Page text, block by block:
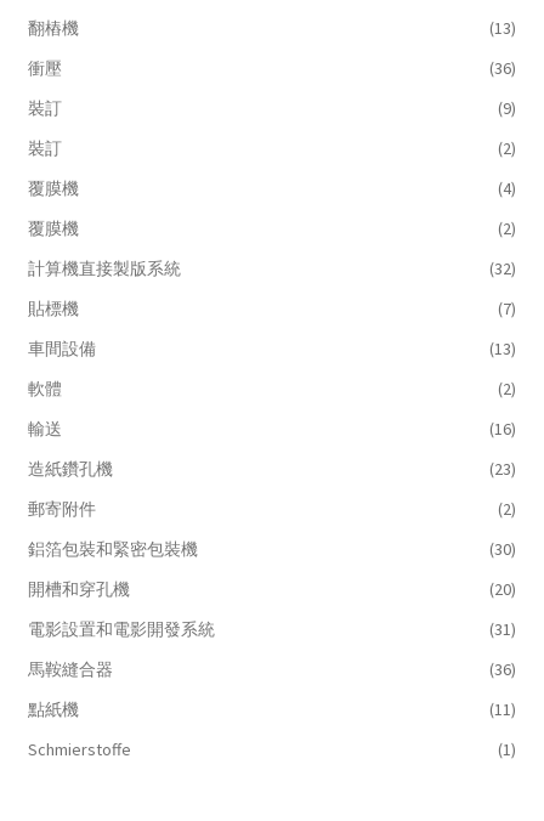
翻樁機
(13)
衝壓
(36)
裝訂
(9)
裝訂
(2)
覆膜機
(4)
覆膜機
(2)
計算機直接製版系統
(32)
貼標機
(7)
車間設備
(13)
軟體
(2)
輸送
(16)
造紙鑽孔機
(23)
郵寄附件
(2)
鋁箔包裝和緊密包裝機
(30)
開槽和穿孔機
(20)
電影設置和電影開發系統
(31)
馬鞍縫合器
(36)
點紙機
(11)
Schmierstoffe
(1)